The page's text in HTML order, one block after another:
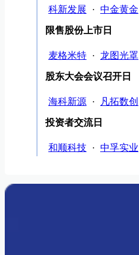
科新发展 · 中金黄金
限售股份上市日
麦格米特 · 龙图光罩
股东大会会议召开日
海科新源 · 凡拓数创
投资者交流日
和顺科技 · 中孚实业